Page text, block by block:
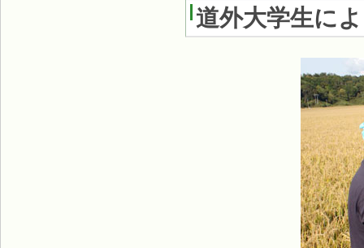
道外大学生に